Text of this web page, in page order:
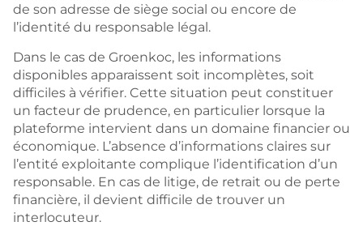
de son adresse de siège social ou encore de
l’identité du responsable légal.
Dans le cas de Groenkoc, les informations
disponibles apparaissent soit incomplètes, soit
difficiles à vérifier. Cette situation peut constituer
un facteur de prudence, en particulier lorsque la
plateforme intervient dans un domaine financier ou
économique. L’absence d’informations claires sur
l’entité exploitante complique l’identification d’un
responsable. En cas de litige, de retrait ou de perte
financière, il devient difficile de trouver un
interlocuteur.